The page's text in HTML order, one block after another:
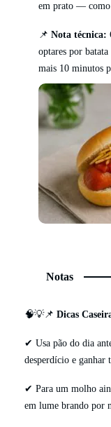
em prato — como
📌 Nota técnica:
optares por
mais 10 minutos
Notas
🧠💡📌 Dicas
✔ Usa pão do dia
desperdício e ganhar
✔ Para um molho
em lume brando por